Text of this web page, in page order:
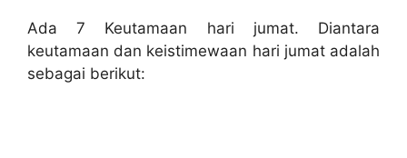
Ada 7 Keutamaan hari jumat. Diantara
keutamaan dan keistimewaan hari jumat adalah
sebagai berikut: